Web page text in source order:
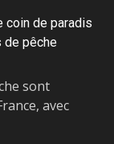
coin de paradis
de pêche
sont
avec